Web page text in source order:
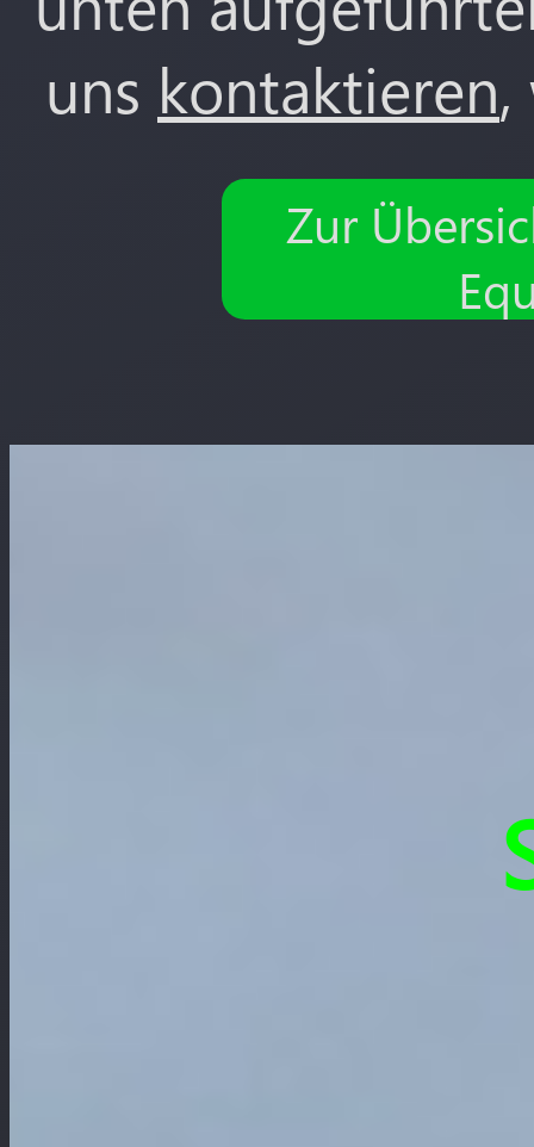
uns kontaktieren
Zur